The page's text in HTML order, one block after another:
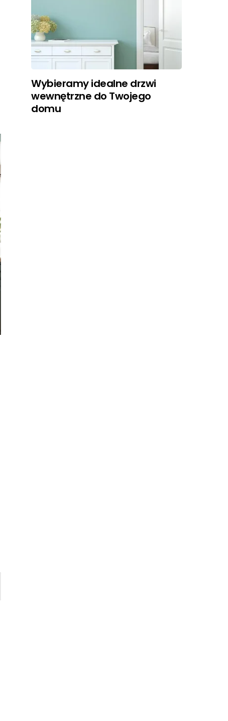
Wybieramy idealne drzwi
wewnętrzne do Twojego
domu